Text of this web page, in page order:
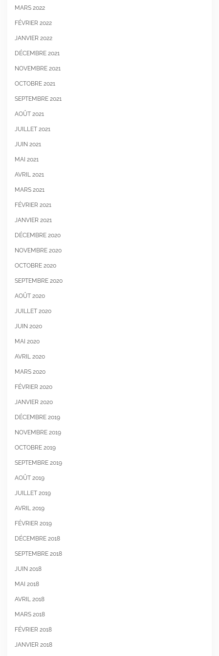
MARS 2022
FÉVRIER 2022
JANVIER 2022
DÉCEMBRE 2021
NOVEMBRE 2021
OCTOBRE 2021
SEPTEMBRE 2021
AOÛT 2021
JUILLET 2021
JUIN 2021
MAI 2021
AVRIL 2021
MARS 2021
FÉVRIER 2021
JANVIER 2021
DÉCEMBRE 2020
NOVEMBRE 2020
OCTOBRE 2020
SEPTEMBRE 2020
AOÛT 2020
JUILLET 2020
JUIN 2020
MAI 2020
AVRIL 2020
MARS 2020
FÉVRIER 2020
JANVIER 2020
DÉCEMBRE 2019
NOVEMBRE 2019
OCTOBRE 2019
SEPTEMBRE 2019
AOÛT 2019
JUILLET 2019
AVRIL 2019
FÉVRIER 2019
DÉCEMBRE 2018
SEPTEMBRE 2018
JUIN 2018
MAI 2018
AVRIL 2018
MARS 2018
FÉVRIER 2018
JANVIER 2018